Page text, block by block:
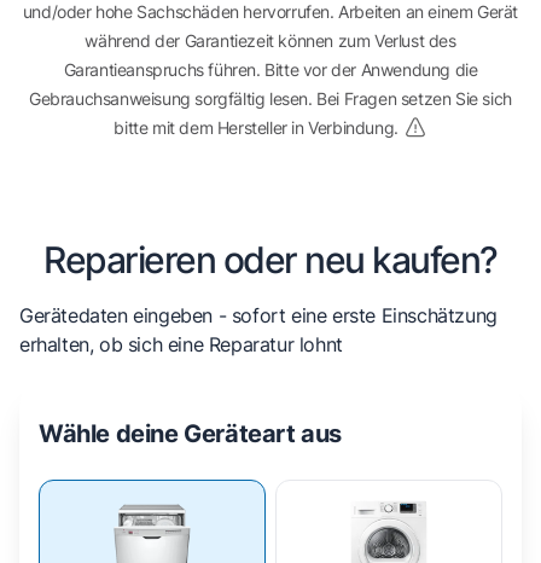
und/oder hohe Sachschäden hervorrufen. Arbeiten an einem Gerät
während der Garantiezeit können zum Verlust des
Garantieanspruchs führen. Bitte vor der Anwendung die
Gebrauchsanweisung sorgfältig lesen. Bei Fragen setzen Sie sich
bitte mit dem Hersteller in Verbindung.
Reparieren oder neu kaufen?
Gerätedaten eingeben - sofort eine erste Einschätzung
erhalten, ob sich eine Reparatur lohnt
Wähle deine Geräteart aus